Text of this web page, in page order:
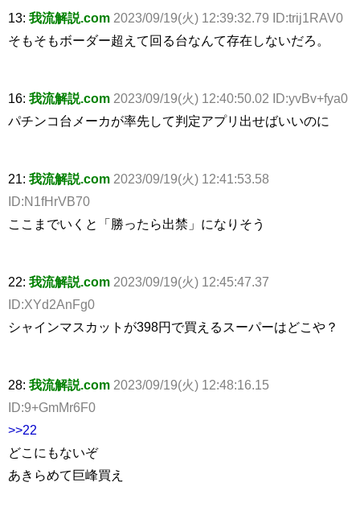
13: 我流解説.com 2023/09/19(火) 12:39:32.79 ID:trij1RAV0
そもそもボーダー超えて回る台なんて存在しないだろ。
16: 我流解説.com 2023/09/19(火) 12:40:50.02 ID:yvBv+fya0
パチンコ台メーカが率先して判定アプリ出せばいいのに
21: 我流解説.com 2023/09/19(火) 12:41:53.58
ID:N1fHrVB70
ここまでいくと「勝ったら出禁」になりそう
22: 我流解説.com 2023/09/19(火) 12:45:47.37
ID:XYd2AnFg0
シャインマスカットが398円で買えるスーパーはどこや？
28: 我流解説.com 2023/09/19(火) 12:48:16.15
ID:9+GmMr6F0
>>22
どこにもないぞ
あきらめて巨峰買え